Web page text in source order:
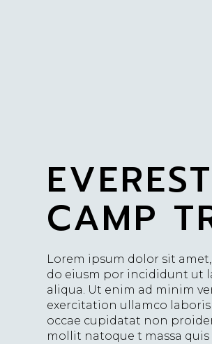
CAMP
Lorem ipsum dolor sit
do eiusm por incididunt ut
aliqua. Ut enim ad minim
exercitation ullamco
occae cupidatat non
mollit natoque t massa